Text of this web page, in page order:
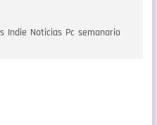
Indie Noticias Pc semanario